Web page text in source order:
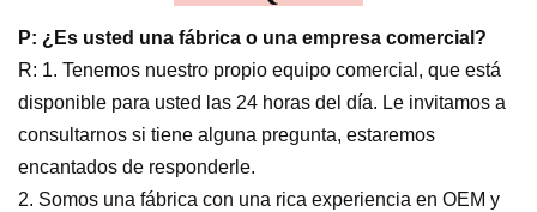
P: ¿Es usted una fábrica o una empresa comercial?
R: 1. Tenemos nuestro propio equipo comercial, que está
disponible para usted las 24 horas del día. Le invitamos a
consultarnos si tiene alguna pregunta, estaremos
encantados de responderle.
2. Somos una fábrica con una rica experiencia en OEM y